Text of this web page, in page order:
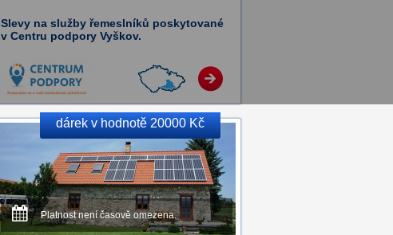
Slevy na služby řemeslníků poskytované
v Centru podpory Vyškov.
dárek v hodnotě 20000 Kč
Platnost není časově omezena.